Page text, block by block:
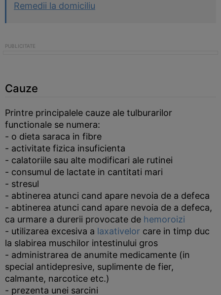
Remedii la domiciliu
Cauze
Printre principalele cauze ale tulburarilor
functionale se numera:
- o dieta saraca in fibre
- activitate fizica insuficienta
- calatoriile sau alte modificari ale rutinei
- consumul de lactate in cantitati mari
- stresul
- abtinerea atunci cand apare nevoia de a defeca
- abtinerea atunci cand apare nevoia de a defeca,
ca urmare a durerii provocate de hemoroizi
- utilizarea excesiva a laxativelor care in timp duc
la slabirea muschilor intestinului gros
- administrarea de anumite medicamente (in
special antidepresive, suplimente de fier,
calmante, narcotice etc.)
- prezenta unei sarcini